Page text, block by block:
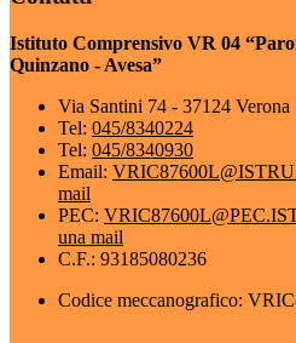
Istituto Comprensivo VR 04
Quinzano - Avesa”
Via Santini 74 - 37124 Verona
Tel: 045/8340224
Tel: 045/8340930
Email:
mail
PEC:
una mail
C.F.: 93185080236
Codice meccanografico: